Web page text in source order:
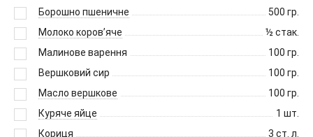
Борошно пшеничне 500 гр.
Молоко коров’яче
½ стак.
Малинове варення
100 гр.
Вершковий сир
100 гр.
Масло вершкове
100 гр.
Куряче яйце
1 шт.
Кориця
3 ст. л.